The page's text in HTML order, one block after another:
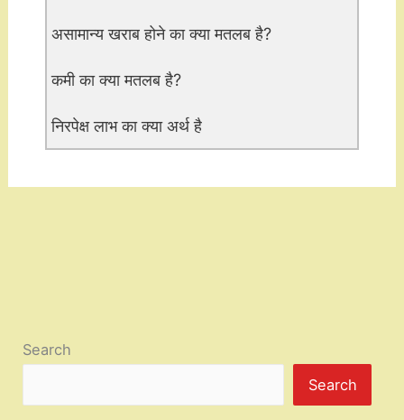
असामान्य खराब होने का क्या मतलब है?
कमी का क्या मतलब है?
निरपेक्ष लाभ का क्या अर्थ है
Search
Search